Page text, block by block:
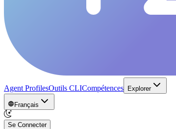
Agent ProfilesOutils CLICompétences Explorer
Français
Se Connecter